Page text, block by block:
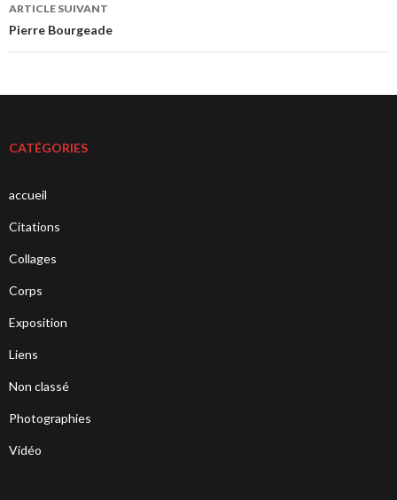
ARTICLE SUIVANT
Pierre Bourgeade
CATÉGORIES
accueil
Citations
Collages
Corps
Exposition
Liens
Non classé
Photographies
Vidéo